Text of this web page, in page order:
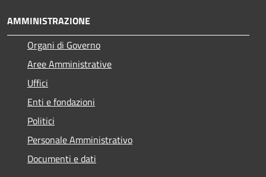
AMMINISTRAZIONE
Organi di Governo
Aree Amministrative
Uffici
Enti e fondazioni
Politici
Personale Amministrativo
Documenti e dati